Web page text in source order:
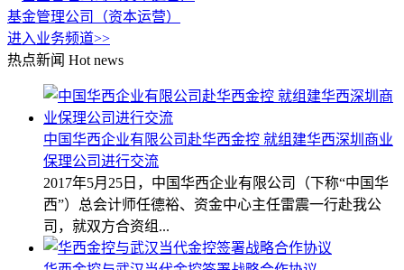
基金管理公司（资本运营）
进入业务频道>>
热点新闻 Hot news
中国华西企业有限公司赴华西金控 就组建华西深圳商业
保理公司进行交流
2017年5月25日，中国华西企业有限公司（下称“中国华
西”）总会计师任德裕、资金中心主任雷震一行赴我公
司，就双方合资组...